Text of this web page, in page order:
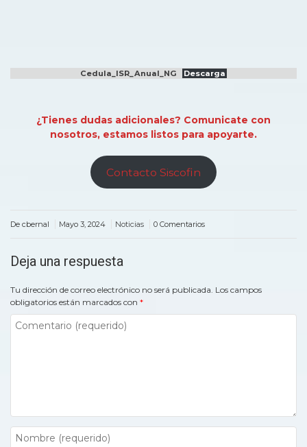
Cedula_ISR_Anual_NG Descarga
¿Tienes dudas adicionales? Comunicate con
nosotros, estamos listos para apoyarte.
Contacto Siscofin
De cbernal Mayo 3, 2024 Noticias 0 Comentarios
Deja una respuesta
Tu dirección de correo electrónico no será publicada. Los campos
obligatorios están marcados con *